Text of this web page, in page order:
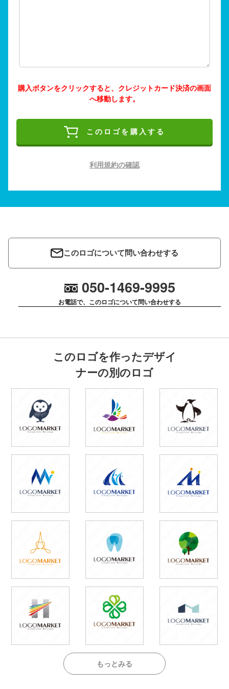
購入ボタンをクリックすると、クレジットカード決済の画面
へ移動します。
このロゴを購入する
利用規約の確認
このロゴについて問い合わせする
050-1469-9995
お電話で、このロゴについて問い合わせする
このロゴを作ったデザイ
ナーの別のロゴ
もっとみる